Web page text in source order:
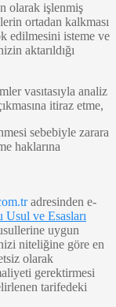
olarak işlenmiş
ortadan kalkması
edilmesini isteme ve
aktarıldığı
vasıtasıyla analiz
itiraz etme,
sebebiyle zarara
haklarına
adresinden e-
ve Esasları
uygun
niteliğine göre en
olarak
gerektirmesi
tarifedeki